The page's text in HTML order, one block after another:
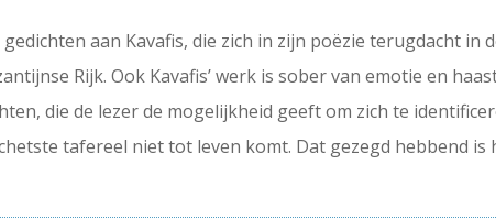
aan Kavafis, die zich in zijn poëzie terugdacht in
Rijk. Ook Kavafis’ werk is sober van emotie en
die de lezer de mogelijkheid geeft om zich te
tafereel niet tot leven komt. Dat gezegd hebbend is